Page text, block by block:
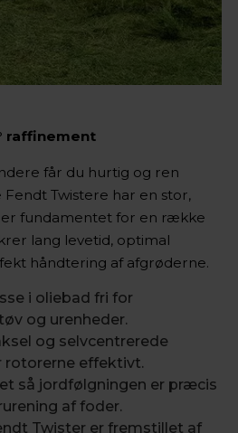
raffinement
får du hurtig og ren
Twistere har en stor,
fundamentet for en række
lang levetid, optimal
håndtering af afgrøderne.
i oliebad fri for
og urenheder.
og selvcentrerede
rotorerne effektivt.
så jordfølgningen er præcis
af foder.
Twister er fremstillet af